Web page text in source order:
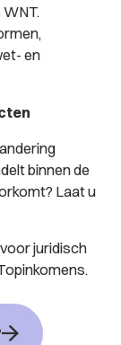
en
binnen de
Laat u
juridisch